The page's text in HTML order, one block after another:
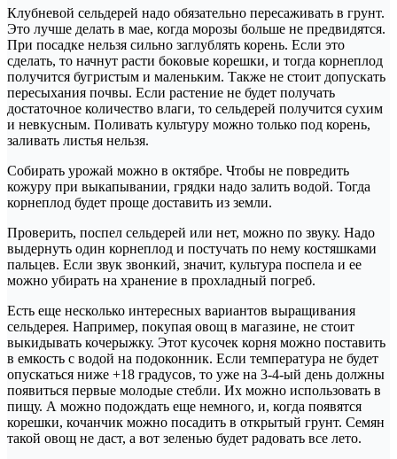
Клубневой сельдерей надо обязательно пересаживать в грунт.
Это лучше делать в мае, когда морозы больше не предвидятся.
При посадке нельзя сильно заглублять корень. Если это
сделать, то начнут расти боковые корешки, и тогда корнеплод
получится бугристым и маленьким. Также не стоит допускать
пересыхания почвы. Если растение не будет получать
достаточное количество влаги, то сельдерей получится сухим
и невкусным. Поливать культуру можно только под корень,
заливать листья нельзя.
Собирать урожай можно в октябре. Чтобы не повредить
кожуру при выкапывании, грядки надо залить водой. Тогда
корнеплод будет проще доставить из земли.
Проверить, поспел сельдерей или нет, можно по звуку. Надо
выдернуть один корнеплод и постучать по нему костяшками
пальцев. Если звук звонкий, значит, культура поспела и ее
можно убирать на хранение в прохладный погреб.
Есть еще несколько интересных вариантов выращивания
сельдерея. Например, покупая овощ в магазине, не стоит
выкидывать кочерыжку. Этот кусочек корня можно поставить
в емкость с водой на подоконник. Если температура не будет
опускаться ниже +18 градусов, то уже на 3-4-ый день должны
появиться первые молодые стебли. Их можно использовать в
пищу. А можно подождать еще немного, и, когда появятся
корешки, кочанчик можно посадить в открытый грунт. Семян
такой овощ не даст, а вот зеленью будет радовать все лето.